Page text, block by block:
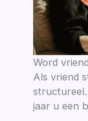
Word
Als vriend
jaar u een